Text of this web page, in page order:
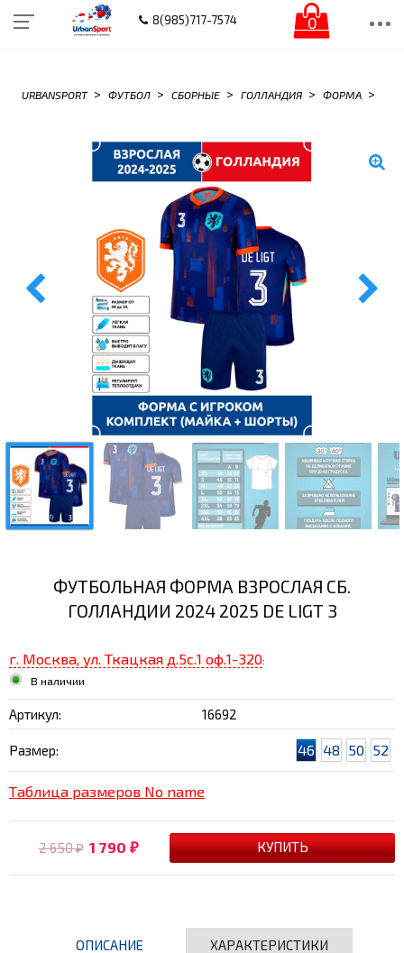
8(985)717-7574 0
URBANSPORT > ФУТБОЛ > СБОРНЫЕ > ГОЛЛАНДИЯ > ФОРМА >
ФУТБОЛЬНАЯ ФОРМА ВЗРОСЛАЯ СБ.
ГОЛЛАНДИИ 2024 2025 DE LIGT 3
г. Москва, ул. Ткацкая д.5с.1 оф.1-320:
В наличии
Артикул: 16692
Размер: 46 48 50 52
Таблица размеров No name
2 650₽ 1 790 ₽
ОПИСАНИЕ ХАРАКТЕРИСТИКИ